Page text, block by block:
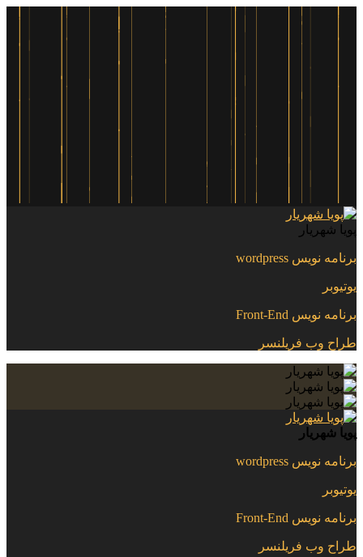
پویا شهریار
برنامه نویس wordpress
یوتیوبر
برنامه نویس Front-End
طراح وب فریلنسر
پویا شهریار
برنامه نویس wordpress
یوتیوبر
برنامه نویس Front-End
طراح وب فریلنسر